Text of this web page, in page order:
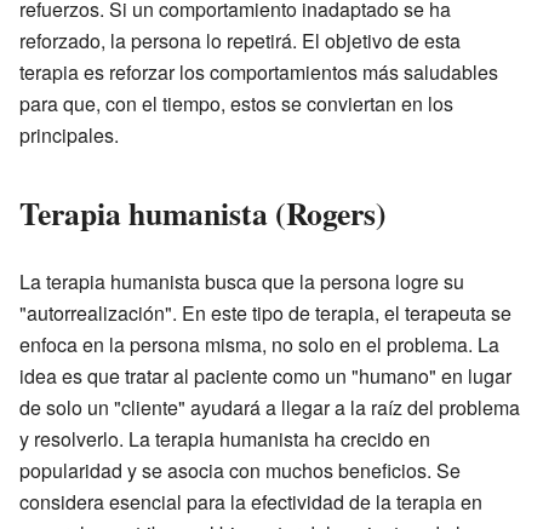
refuerzos. Si un comportamiento inadaptado se ha
reforzado, la persona lo repetirá. El objetivo de esta
terapia es reforzar los comportamientos más saludables
para que, con el tiempo, estos se conviertan en los
principales.
Terapia humanista (Rogers)
La terapia humanista busca que la persona logre su
"autorrealización". En este tipo de terapia, el terapeuta se
enfoca en la persona misma, no solo en el problema. La
idea es que tratar al paciente como un "humano" en lugar
de solo un "cliente" ayudará a llegar a la raíz del problema
y resolverlo. La terapia humanista ha crecido en
popularidad y se asocia con muchos beneficios. Se
considera esencial para la efectividad de la terapia en